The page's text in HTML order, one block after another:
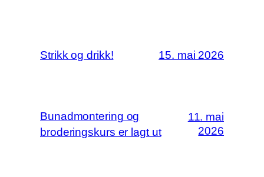
Strikk og drikk! 15. mai 2026
Bunadmontering og
broderingskurs er lagt ut
11. mai
2026